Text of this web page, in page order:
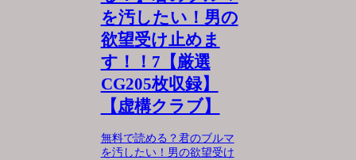
を汚したい！男の
欲望受け止めま
す！！7【厳選
CG205枚収録】
【虚構クラブ】
無料で読める？君のブルマ
を汚したい！男の欲望受け